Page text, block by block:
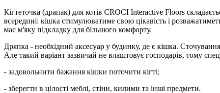
Кігтеточка (драпак) для котів CROCI Interactive Floors
всередині: кішка стимулюватиме свою цікавість і
має м'яку підкладку для більшого комфорту.
Дряпка - необхідний аксесуар у будинку, де є кішка.
Але такий варіант зазвичай не влаштовує господарів, тому
- задовольнити бажання кішки поточити кігті;
- зберегти в цілості меблі, стіни, килими та інші предмети.